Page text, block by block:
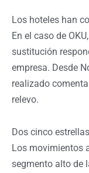
Los hoteles han
En el caso de
sustitución
empresa. Desde
realizado
relevo.
Dos cinco estrellas
Los movimientos
segmento alto de